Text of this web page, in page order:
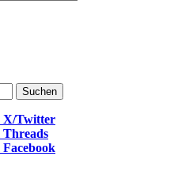
X/Twitter
Threads
Facebook